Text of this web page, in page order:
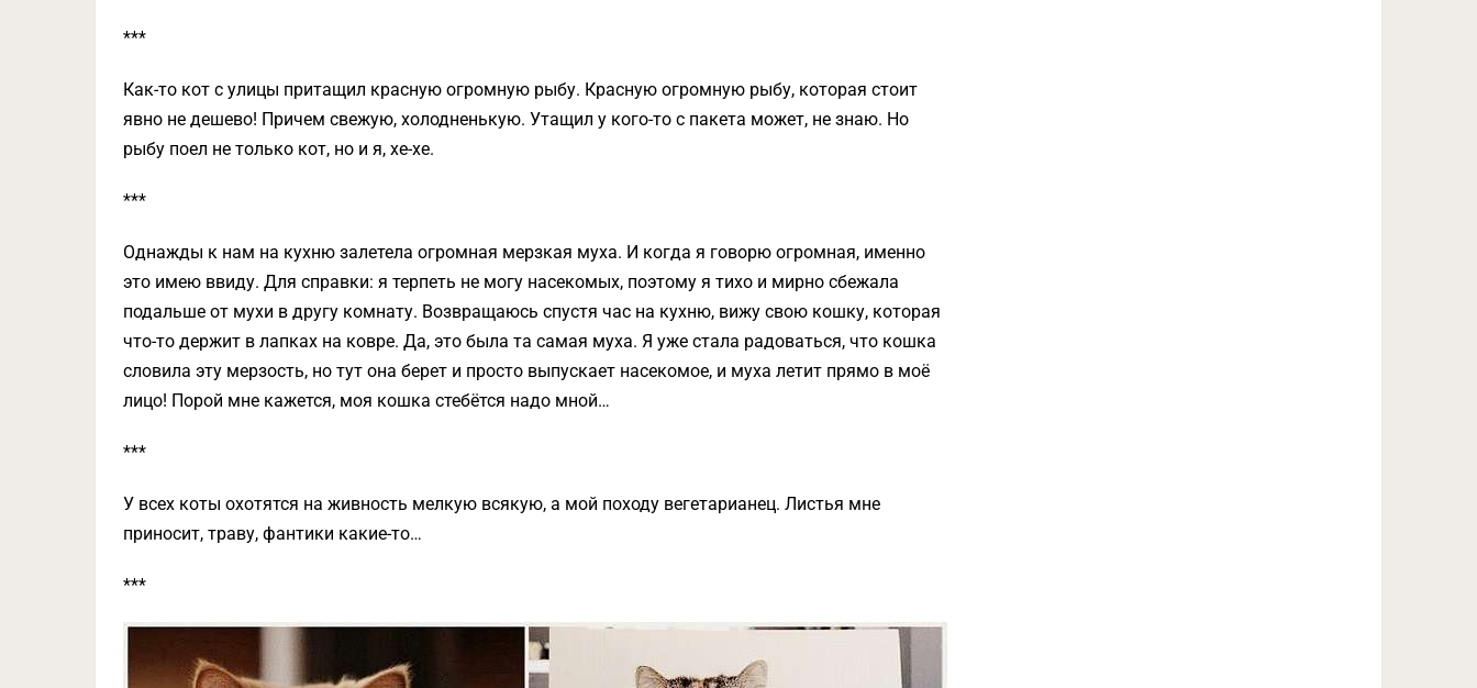
***
Как-то кот с улицы притащил красную огромную рыбу. Красную огромную рыбу, которая стоит
явно не дешево! Причем свежую, холодненькую. Утащил у кого-то с пакета может, не знаю. Но
рыбу поел не только кот, но и я, хе-хе.
***
Однажды к нам на кухню залетела огромная мерзкая муха. И когда я говорю огромная, именно
это имею ввиду. Для справки: я терпеть не могу насекомых, поэтому я тихо и мирно сбежала
подальше от мухи в другу комнату. Возвращаюсь спустя час на кухню, вижу свою кошку, которая
что-то держит в лапках на ковре. Да, это была та самая муха. Я уже стала радоваться, что кошка
словила эту мерзость, но тут она берет и просто выпускает насекомое, и муха летит прямо в моё
лицо! Порой мне кажется, моя кошка стебётся надо мной…
***
У всех коты охотятся на живность мелкую всякую, а мой походу вегетарианец. Листья мне
приносит, траву, фантики какие-то…
***